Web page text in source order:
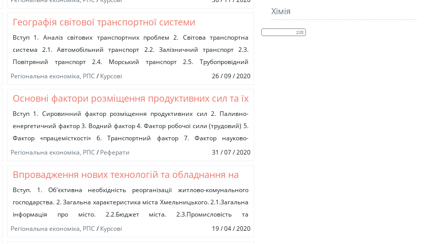
Географія світової транспортної системи
Вступ 1. Аналіз світових транспортних проблем 2. Світова транспортна
система 2.1. Автомобільний транспорт 2.2. Залізничний транспорт 2.3.
Повітряний транспорт 2.4. Морський транспорт 2.5. Трубопровідний
транспорт Висновки Список використаної літератури...
Регіональна економіка, РПС /Курсові 26 / 09 / 2020
Основні фактори розміщення продуктивних сил та їх
сутність
Вступ 1. Сировинний фактор розміщення продуктивних сил 2. Паливно-
енергетичний фактор 3. Водний фактор 4. Фактор робочої сили (трудовий) 5.
Фактор «працемісткості» 6. Транспортний фактор 7. Фактор науково-
технічного прогресу 8....
Регіональна економіка, РПС /Реферати 31 / 07 / 2020
Впровадження нових технологій та обладнання на
підприємствах житлово-комунального господарства
Вступ. 1. Об'єктивна необхідність реорганізації житлово-комунального
господарства. 2. Загальна характеристика міста Хмельницького. 2.1.Загальна
інформація про місто. 2.2.Бюджет міста. 2.3.Промисловість та
зовнішньоекономічна діяльність міста. 3. Загальна характеристика
Регіональна економіка, РПС /Курсові 19 / 04 / 2020
Хімія